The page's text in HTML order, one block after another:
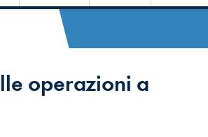
operazioni a